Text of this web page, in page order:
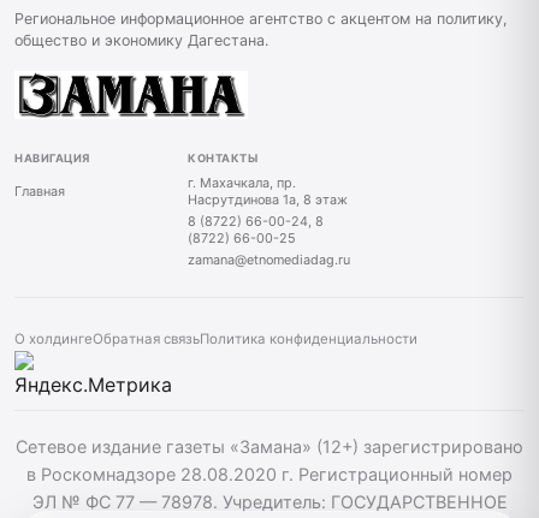
Региональное информационное агентство с акцентом на политику,
общество и экономику Дагестана.
НАВИГАЦИЯ
Главная
КОНТАКТЫ
г. Махачкала, пр.
Насрутдинова 1а, 8 этаж
8 (8722) 66-00-24, 8
(8722) 66-00-25
zamana@etnomediadag.ru
О холдингеОбратная связьПолитика конфиденциальности
Сетевое издание газеты «Замана» (12+) зарегистрировано
в Роскомнадзоре 28.08.2020 г. Регистрационный номер
ЭЛ № ФС 77 — 78978. Учредитель: ГОСУДАРСТВЕННОЕ